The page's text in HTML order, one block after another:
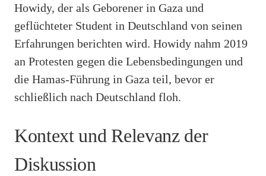
Howidy, der als Geborener in Gaza und
geflüchteter Student in Deutschland von seinen
Erfahrungen berichten wird. Howidy nahm 2019
an Protesten gegen die Lebensbedingungen und
die Hamas-Führung in Gaza teil, bevor er
schließlich nach Deutschland floh.
Kontext und Relevanz der
Diskussion